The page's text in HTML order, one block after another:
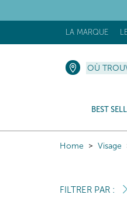
LA MARQUE
OÙ
BEST
Home Visage
FILTRER PAR :